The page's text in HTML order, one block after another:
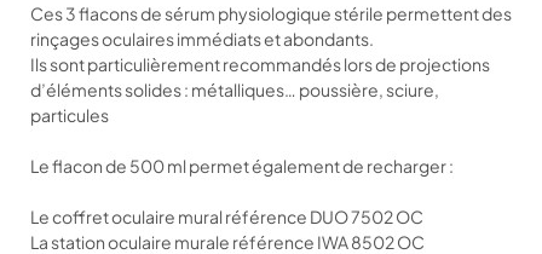
Ces 3 flacons de sérum physiologique stérile permettent des
rinçages oculaires immédiats et abondants.
Ils sont particulièrement recommandés lors de projections
d’éléments solides : métalliques… poussière, sciure,
particules
Le flacon de 500 ml permet également de recharger :
Le coffret oculaire mural référence DUO 7502 OC
La station oculaire murale référence IWA 8502 OC